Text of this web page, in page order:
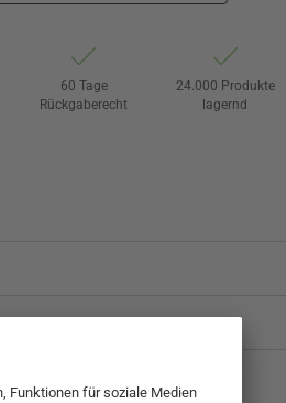
60 Tage
Rückgaberecht
24.000 Produkte
lagernd